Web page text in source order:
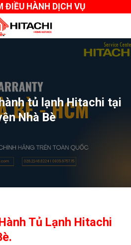
ĐIỀU HÀNH DỊCH VỤ
tủ lạnh Hitachi tại
Nhà Bè
Tủ Lạnh Hitachi